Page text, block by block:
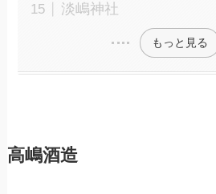
淡嶋神社
もっと見る
高嶋酒造